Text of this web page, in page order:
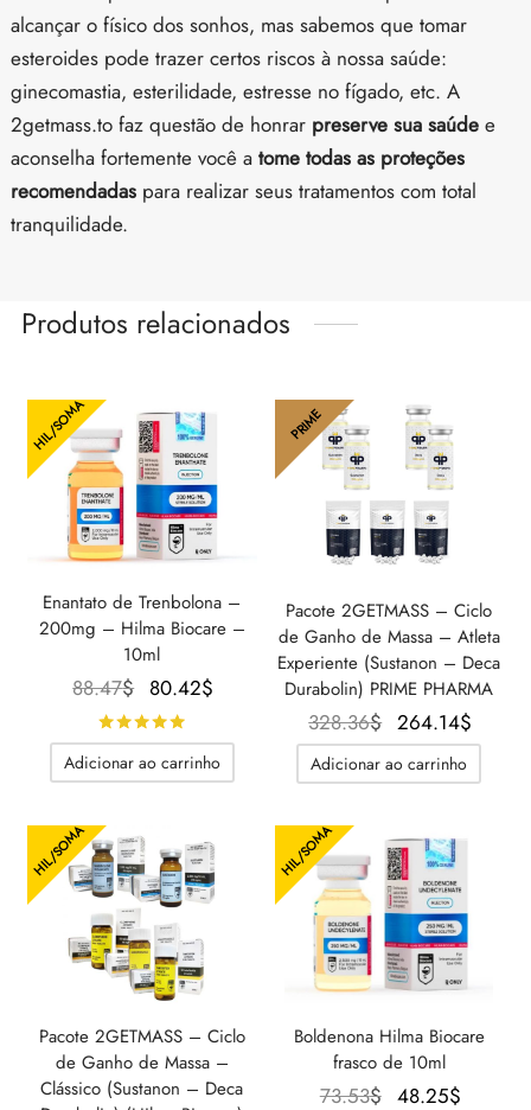
alcançar o físico dos sonhos, mas sabemos que tomar
esteroides pode trazer certos riscos à nossa saúde:
ginecomastia, esterilidade, estresse no fígado, etc. A
2getmass.to faz questão de honrar preserve sua saúde e
aconselha fortemente você a tome todas as proteções
recomendadas para realizar seus tratamentos com total
tranquilidade.
Produtos relacionados
HIL/SOMA
Enantato de Trenbolona –
200mg – Hilma Biocare –
10ml
88.47$
O
preço
original
era:
80.42$
atual é:
80.42$.
Adicionar ao carrinho
PRIME
Pacote 2GETMASS – Ciclo
de Ganho de Massa – Atleta
Experiente (Sustanon – Deca
Durabolin) PRIME PHARMA
328.36$ O preço
original
era:
264.14$
Adicionar ao carrinho
HIL/SOMA
Pacote 2GETMASS – Ciclo
de Ganho de Massa –
Clássico (Sustanon – Deca
HIL/SOMA
Boldenona Hilma Biocare
frasco de 10ml
73.53$
O
48.25$